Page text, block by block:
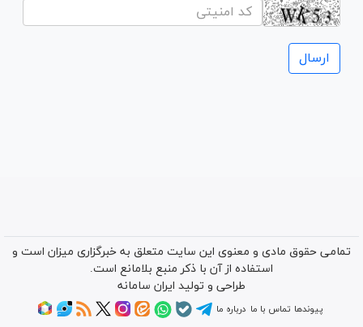
تمامی حقوق مادی و معنوی این سایت متعلق به خبرگزاری میزان است و
استفاده از آن با ذکر منبع بلامانع است.
طراحی و تولید ایران سامانه
پیوندها تماس با ما درباره ما